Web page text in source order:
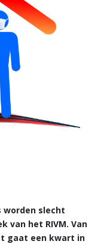
worden slecht
van het RIVM. Van
gaat een kwart in